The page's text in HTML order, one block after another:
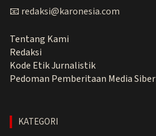
📧 redaksi@karonesia.com
Tentang Kami
Redaksi
Kode Etik Jurnalistik
Pedoman Pemberitaan Media Siber
KATEGORI